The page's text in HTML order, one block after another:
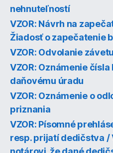
nehnuteľností
VZOR: Návrh na
Žiadosť o zapečatenie
VZOR: Odvolanie
VZOR: Oznámenie
daňovému úradu
VZOR: Oznámenie o
priznania
VZOR: Písomné
resp. prijatí dedičstva /